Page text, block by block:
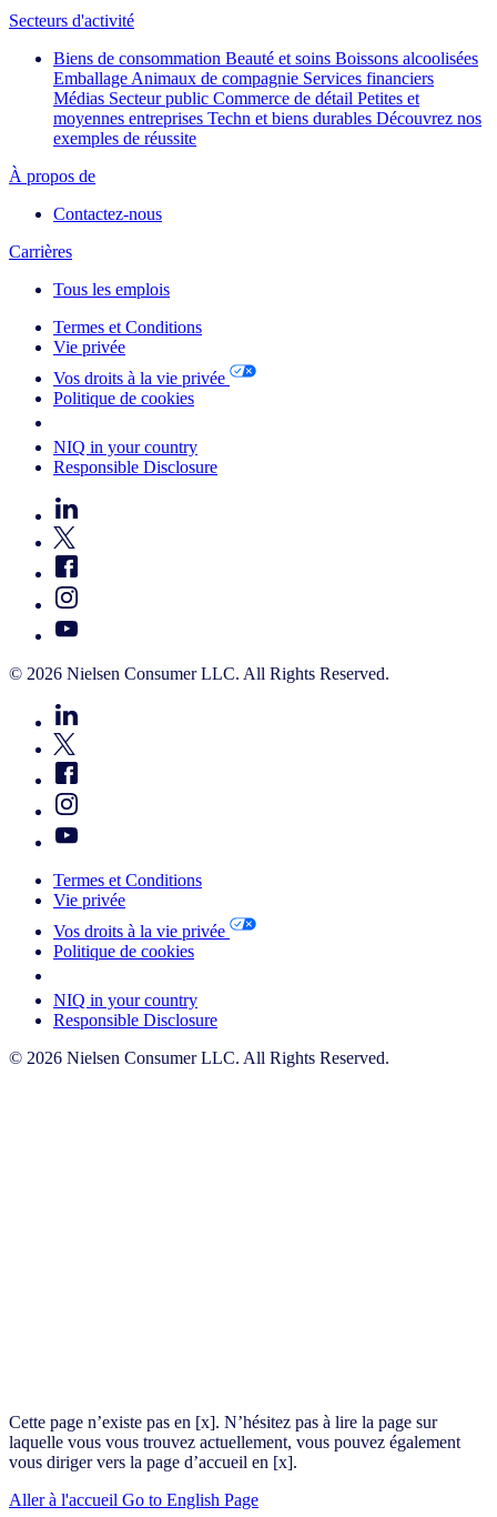
Secteurs d'activité
Biens de consommation Beauté et soins Boissons alcoolisées
EmballageAnimaux de compagnie Services financiers
Médias Secteur public Commerce de détail Petites et
moyennes entreprises Techn et biens durables Découvrez nos
exemples de réussite
À propos de
Contactez-nous
Carrières
Tous les emplois
Termes et Conditions
Vie privée
Vos droits à la vie privée
Politique de cookies
NIQ in your country
Responsible Disclosure
© 2026 Nielsen Consumer LLC. All Rights Reserved.
Termes et Conditions
Vie privée
Vos droits à la vie privée
Politique de cookies
NIQ in your country
Responsible Disclosure
© 2026 Nielsen Consumer LLC. All Rights Reserved.
Cette page n’existe pas en [x]. N’hésitez pas à lire la page sur
laquelle vous vous trouvez actuellement, vous pouvez également
vous diriger vers la page d’accueil en [x].
Aller à l'accueil Go to English Page